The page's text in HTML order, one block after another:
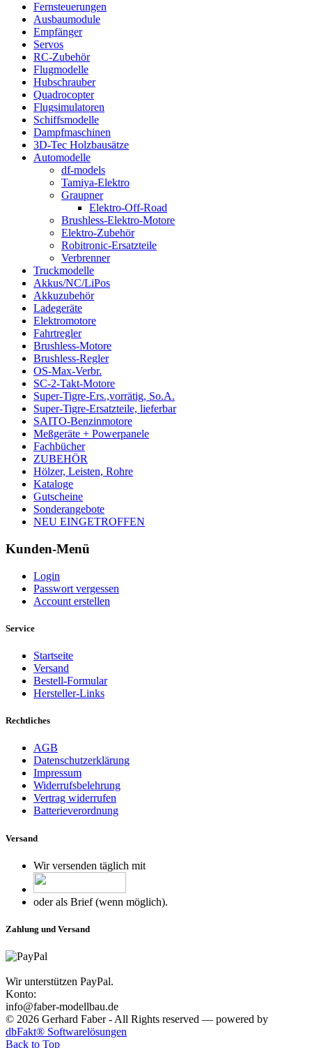
Fernsteuerungen
Ausbaumodule
Empfänger
Servos
RC-Zubehör
Flugmodelle
Hubschrauber
Quadrocopter
Flugsimulatoren
Schiffsmodelle
Dampfmaschinen
3D-Tec Holzbausätze
Automodelle
df-models
Tamiya-Elektro
Graupner
Elektro-Off-Road
Brushless-Elektro-Motore
Elektro-Zubehör
Robitronic-Ersatzteile
Verbrenner
Truckmodelle
Akkus/NC/LiPos
Akkuzubehör
Ladegeräte
Elektromotore
Fahrtregler
Brushless-Motore
Brushless-Regler
OS-Max-Verbr.
SC-2-Takt-Motore
Super-Tigre-Ers.,vorrätig, So.A.
Super-Tigre-Ersatzteile, lieferbar
SAITO-Benzinmotore
Meßgeräte + Powerpanele
Fachbücher
ZUBEHÖR
Hölzer, Leisten, Rohre
Kataloge
Gutscheine
Sonderangebote
NEU EINGETROFFEN
Kunden-Menü
Login
Passwort vergessen
Account erstellen
Service
Startseite
Versand
Bestell-Formular
Hersteller-Links
Rechtliches
AGB
Datenschutzerklärung
Impressum
Widerrufsbelehrung
Vertrag widerrufen
Batterieverordnung
Versand
Wir versenden täglich mit
oder als Brief (wenn möglich).
Zahlung und Versand
Wir unterstützen PayPal.
Konto:
info@faber-modellbau.de
© 2026 Gerhard Faber - All Rights reserved — powered by
dbFakt® Softwarelösungen
Back to Top